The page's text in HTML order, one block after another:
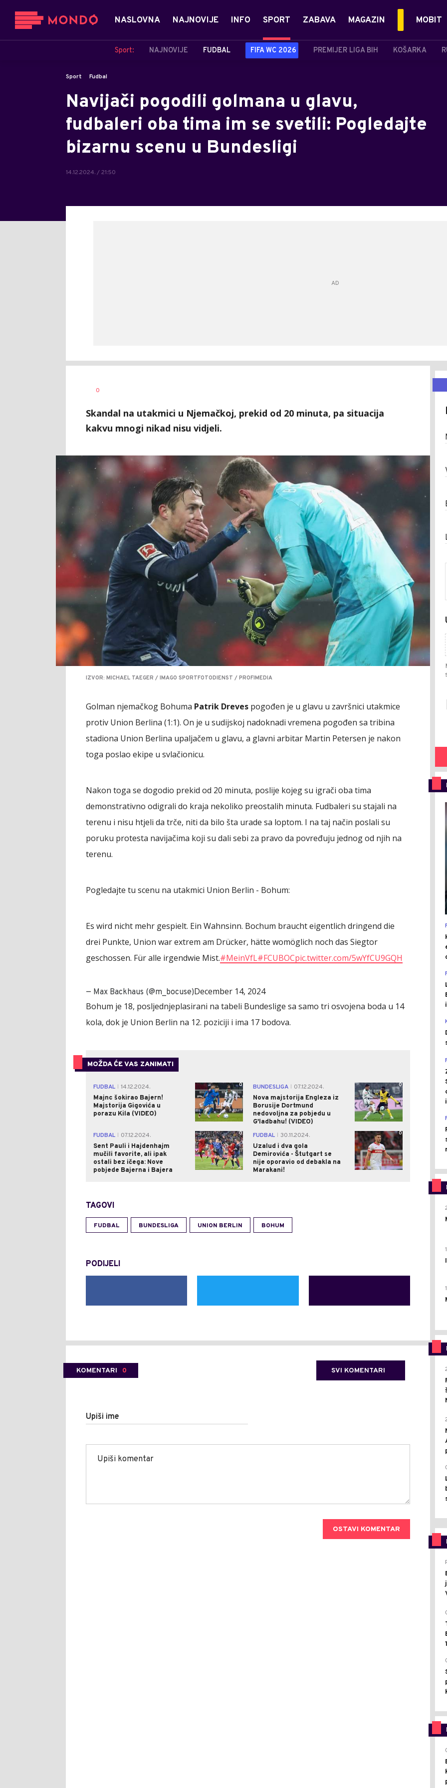
NASLOVNA NAJNOVIJE INFO SPORT
Sport: NAJNOVIJE FUDBAL FIFA WC 2026 PREMIJER LIGA BIH KOŠARKA
ZABAVA MAGAZIN MOBIT
Sport Fudbal
Navijači pogodili golmana u glavu,
fudbaleri oba tima im se svetili: Pogledajte
bizarnu scenu u Bundesligi
14.12.2024. / 21:50
0
Skandal na utakmici u Njemačkoj, prekid od 20 minuta, pa situacija
kakvu mnogi nikad nisu vidjeli.
IZVOR: MICHAEL TAEGER / IMAGO SPORTFOTODIENST / PROFIMEDIA
Golman njemačkog Bohuma Patrik Dreves pogođen je u glavu u završnici utakmice
protiv Union Berlina (1:1). On je u sudijskoj nadoknadi vremena pogođen sa tribina
stadiona Union Berlina upaljačem u glavu, a glavni arbitar Martin Petersen je nakon
toga poslao ekipe u svlačionicu.
Nakon toga se dogodio prekid od 20 minuta, poslije kojeg su igrači oba tima
demonstrativno odigrali do kraja nekoliko preostalih minuta. Fudbaleri su stajali na
terenu i nisu htjeli da trče, niti da bilo šta urade sa loptom. I na taj način poslali su
poruku protesta navijačima koji su dali sebi za pravo da povređuju jednog od njih na
terenu.
Pogledajte tu scenu na utakmici Union Berlin - Bohum:
Es wird nicht mehr gespielt. Ein Wahnsinn. Bochum braucht eigentlich dringend die
drei Punkte, Union war extrem am Drücker, hätte womöglich noch das Siegtor
geschossen. Für alle irgendwie Mist.#MeinVfL#FCUBOCpic.twitter.com/5wYfCU9GQH
— Max Backhaus (@m_bocuse)December 14, 2024
Bohum je 18, posljednjeplasirani na tabeli Bundeslige sa samo tri osvojena boda u 14
kola, dok je Union Berlin na 12. poziciji i ima 17 bodova.
MOŽDA ĆE VAS ZANIMATI
FUDBAL
14.12.2024.
Majnc šokirao Bajern!
Majstorija Gigovića u
porazu Kila (VIDEO)
0 BUNDESLIGA
07.12.2024.
Nova majstorija Engleza iz
Borusije Dortmund
nedovoljna za pobjedu u
G'ladbahu! (VIDEO)
0
FUDBAL
07.12.2024.
Sent Pauli i Hajdenhajm
mučili favorite, ali ipak
ostali bez ičega: Nove
pobjede Bajerna i Bajera
0 FUDBAL
30.11.2024.
Uzalud i dva gola
Demirovića - Štutgart se
nije oporavio od debakla na
Marakani!
0
TAGOVI
FUDBAL BUNDESLIGA UNION BERLIN BOHUM
PODIJELI
KOMENTARI 0 SVI KOMENTARI
Upiši ime
OSTAVI KOMENTAR